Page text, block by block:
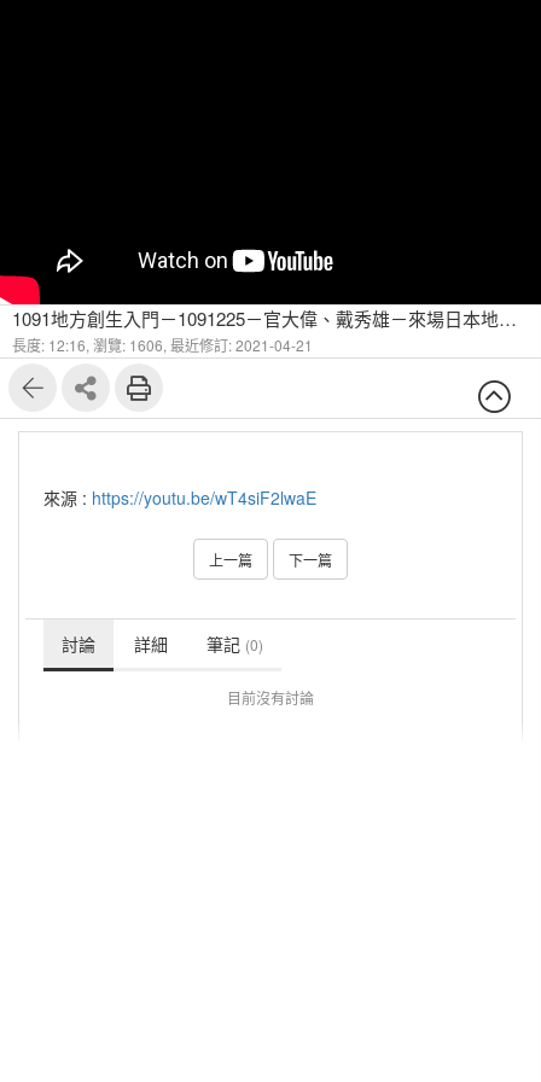
1091地方創生入門－1091225－官大偉、戴秀雄－來場日本地方創生旅行吧！然後住下來？（謝子涵小姐） 4
長度: 12:16, 瀏覽: 1606, 最近修訂: 2021-04-21
來源 : https://youtu.be/wT4siF2lwaE
上一篇 下一篇
討論 詳細 筆記 (0)
目前沒有討論